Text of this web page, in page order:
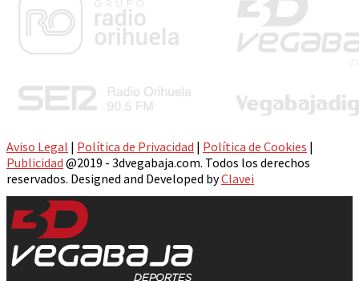
Aviso Legal | Política de Privacidad | Política de Cookies |
Publicidad @2019 - 3dvegabaja.com. Todos los derechos
reservados. Designed and Developed byClavei